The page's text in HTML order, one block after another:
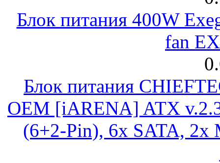
Блок питания 400W
fan
Блок питания
OEM [iARENA] ATX
(6+2-Pin), 6x SATA, 2x